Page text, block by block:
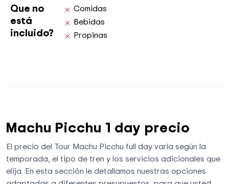
Que no
está
incluido?
Comidas
Bebidas
Propinas
Machu Picchu 1 day precio
El precio del Tour Machu Picchu full day varía según la
temporada, el tipo de tren y los servicios adicionales que
elija. En esta sección le detallamos nuestras opciones